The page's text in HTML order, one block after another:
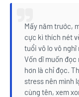
Mấy năm trước,
cực kì thích nét
tuổi vô lo vô nghĩ
Vốn dĩ muốn
hơn là chỉ đọc.
stress nên mình
cùng tên, xem